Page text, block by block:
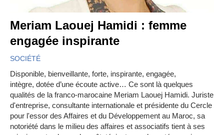
Meriam Laouej Hamidi : femme
engagée inspirante
SOCIÉTÉ
Disponible, bienveillante, forte, inspirante, engagée,
intègre, dotée d’une écoute active… Ce sont là quelques
qualités de la franco-marocaine Meriam Laouej Hamidi. Juriste
d'entreprise, consultante internationale et présidente du Cercle
pour l'essor des Affaires et du Développement au Maroc, sa
notoriété dans le milieu des affaires et associatifs tient à ses